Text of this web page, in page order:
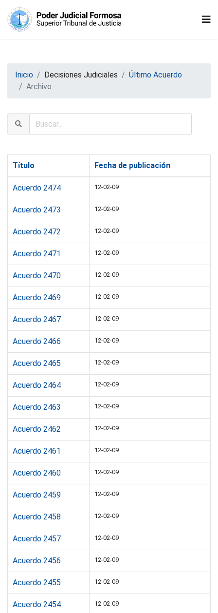
Inicio Decisiones Judiciales
Último Acuerdo
Archivo
Título Fecha de publicación
Acuerdo 2474 12-02-09
Acuerdo 2473 12-02-09
Acuerdo 2472 12-02-09
Acuerdo 2471 12-02-09
Acuerdo 2470 12-02-09
Acuerdo 2469 12-02-09
Acuerdo 2467 12-02-09
Acuerdo 2466 12-02-09
Acuerdo 2465 12-02-09
Acuerdo 2464 12-02-09
Acuerdo 2463 12-02-09
Acuerdo 2462 12-02-09
Acuerdo 2461 12-02-09
Acuerdo 2460 12-02-09
Acuerdo 2459 12-02-09
Acuerdo 2458 12-02-09
Acuerdo 2457 12-02-09
Acuerdo 2456 12-02-09
Acuerdo 2455 12-02-09
Acuerdo 2454 12-02-09